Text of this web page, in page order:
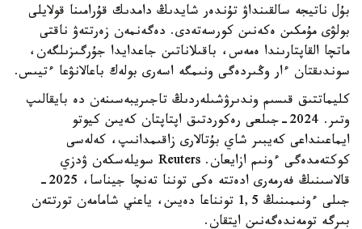
بۇل ناتيجە سالقىنداۋ تۇندەر شايدىڭ دامدىك قۇرامىنا قولايلى
بولۋى مۇمكىن ەكەنىن كورسەتەدى. دەگەنمەن زەرتتەۋ ناقتى
ماتچا القاپتارىندا ەمەس، باقىلاناتىن جاعدايدا جۇرگىزىلگەن،
سوندىقتان ءار وڭىردەگى ونىمگە اسەرى بولەك باعالانۋعا ءتيىس.
كليماتتىق قىسىم وندىرۋشىلەردىڭ تاجىريبەسىنەن دە بايقالىپ
وتىر. 2024-جىلعى رەكوردتىق اپتاپتان كەيىن كيوتو
ايماعىنداعى كەيبىر شاي بۇتالارى زاقىمدانىپ، كەلەسى
كوكتەمدەگى ءونىم ازايعان. Reuters سويلەسكەن ۋدزي
قالاسىنىڭ فەرمەرى ادەتتە ەكى توننا تەنچا جيناسا، 2025-
جىلى ءونىمىنىڭ 1,5 تونناعا دەيىن، ياعني شامامەن تورتتەن
بىرگە تومەندەگەنىن ايتقان.